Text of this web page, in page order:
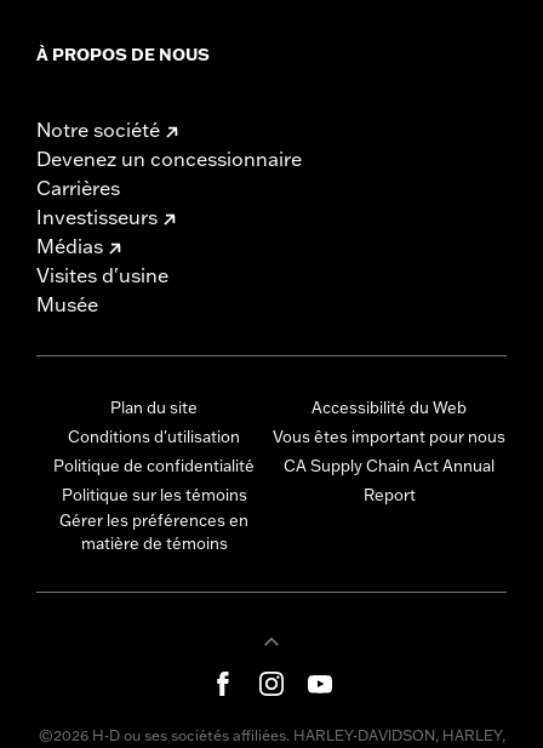
À PROPOS DE NOUS
Notre société
Devenez un concessionnaire
Carrières
Investisseurs
Médias
Visites d'usine
Musée
Plan du site
Conditions d'utilisation
Politique de confidentialité
Politique sur les témoins
Gérer les préférences en
matière de témoins
Accessibilité du Web
Vous êtes important pour nous
CA Supply Chain Act Annual
Report
©2026 H-D ou ses sociétés affiliées. HARLEY-DAVIDSON, HARLEY,